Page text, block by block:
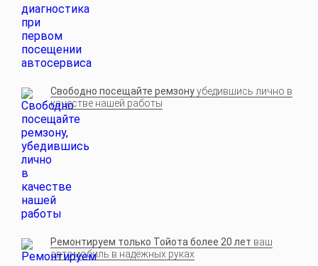
Свободно посещайте ремзонуубедившись лично в
качестве нашей работы
Ремонтируем только Тойота более 20 лет ваш
автомобиль в надёжных руках